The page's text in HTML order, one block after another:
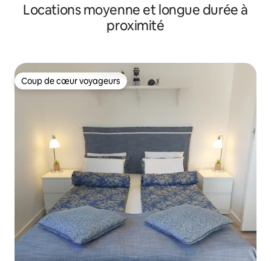
Locations moyenne et longue durée à
proximité
Coup de cœur voyageurs
Coup de cœur voyageurs